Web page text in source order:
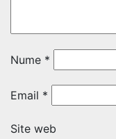
Nume *
Email *
Site web